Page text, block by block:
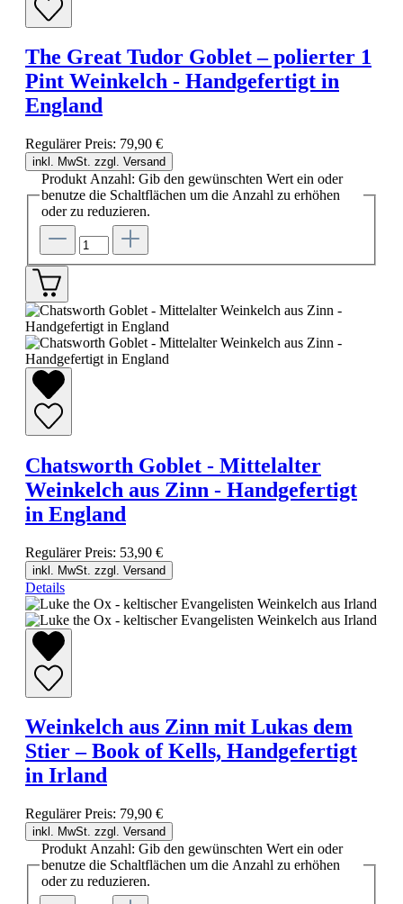
The Great Tudor Goblet – polierter 1
Pint Weinkelch - Handgefertigt in
England
Regulärer Preis: 79,90 €
inkl. MwSt. zzgl. Versand
Produkt Anzahl: Gib den gewünschten Wert ein oder
benutze die Schaltflächen um die Anzahl zu erhöhen
oder zu reduzieren.
Chatsworth Goblet - Mittelalter
Weinkelch aus Zinn - Handgefertigt
in England
Regulärer Preis: 53,90 €
inkl. MwSt. zzgl. Versand
Details
Weinkelch aus Zinn mit Lukas dem
Stier – Book of Kells, Handgefertigt
in Irland
Regulärer Preis: 79,90 €
inkl. MwSt. zzgl. Versand
Produkt Anzahl: Gib den gewünschten Wert ein oder
benutze die Schaltflächen um die Anzahl zu erhöhen
oder zu reduzieren.